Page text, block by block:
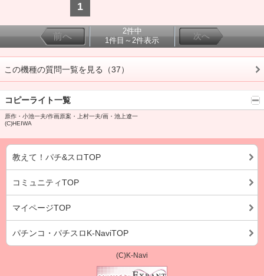
1
前へ
2件中
1件目～2件表示
次へ
この機種の質問一覧を見る（37）
コピーライト一覧
原作・小池一夫/作画原案・上村一夫/画・池上遼一
(C)HEIWA
教えて！パチ&スロTOP
コミュニティTOP
マイページTOP
パチンコ・パチスロK-NaviTOP
(C)K-Navi